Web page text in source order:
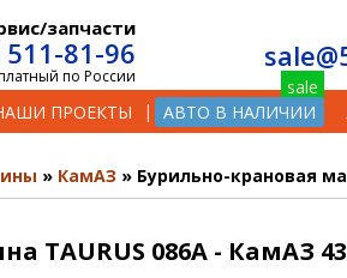
запчасти
511-81-96
по России
ПРОЕКТЫ АВТО В НАЛИЧИИ
КамАЗ Бурильно-крановая
TAURUS 086А - КамАЗ